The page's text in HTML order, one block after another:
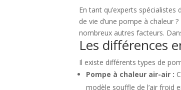
En tant qu’experts spécialistes
de vie d’une pompe à chaleur
nombreux autres facteurs.
Les différences
Il existe différents types de
Pompe à chaleur air-air :
modèle souffle de l’air froid